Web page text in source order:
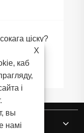
ціску?
X
каб
і
вы
намі